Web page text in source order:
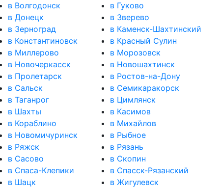
в Волгодонск
в Гуково
в Донецк
в Зверево
в Зерноград
в Каменск-Шахтинский
в Константиновск
в Красный Сулин
в Миллерово
в Морозовск
в Новочеркасск
в Новошахтинск
в Пролетарск
в Ростов-на-Дону
в Сальск
в Семикаракорск
в Таганрог
в Цимлянск
в Шахты
в Касимов
в Кораблино
в Михайлов
в Новомичуринск
в Рыбное
в Ряжск
в Рязань
в Сасово
в Скопин
в Спаса-Клепики
в Спасск-Рязанский
в Шацк
в Жигулевск